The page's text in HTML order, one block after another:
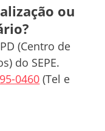
ou
(Centro de
do SEPE.
0460 (Tel e